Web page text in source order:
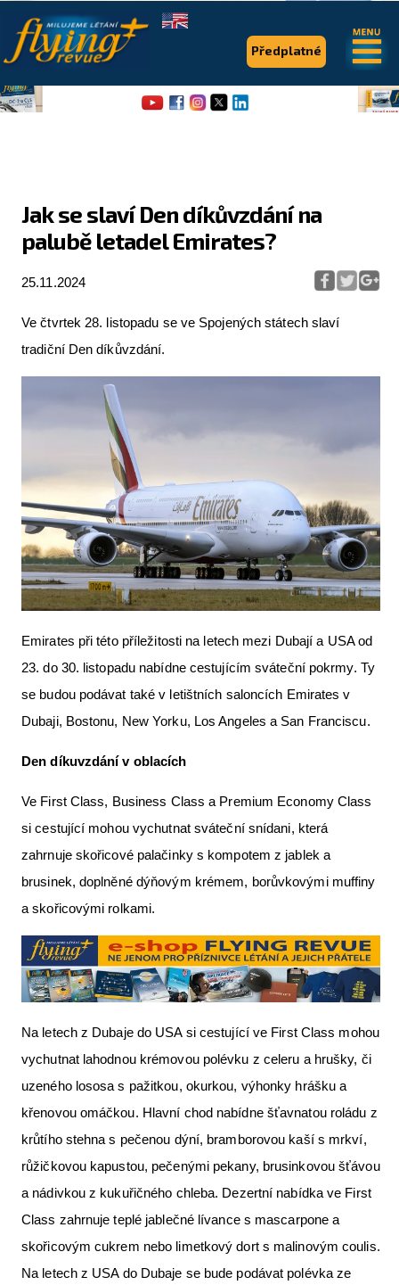
Jak se slaví Den díkůvzdání na
palubě letadel Emirates?
25.11.2024
Ve čtvrtek 28. listopadu se ve Spojených státech slaví
tradiční Den díkůvzdání.
Emirates při této příležitosti na letech mezi Dubají a USA od
23. do 30. listopadu nabídne cestujícím sváteční pokrmy. Ty
se budou podávat také v letištních saloncích Emirates v
Dubaji, Bostonu, New Yorku, Los Angeles a San Franciscu.
Den díkuvzdání v oblacích
Ve First Class, Business Class a Premium Economy Class
si cestující mohou vychutnat sváteční snídani, která
zahrnuje skořicové palačinky s kompotem z jablek a
brusinek, doplněné dýňovým krémem, borůvkovými muffiny
a skořicovými rolkami.
Na letech z Dubaje do USA si cestující ve First Class mohou
vychutnat lahodnou krémovou polévku z celeru a hrušky, či
uzeného lososa s pažitkou, okurkou, výhonky hrášku a
křenovou omáčkou. Hlavní chod nabídne šťavnatou roládu z
krůtího stehna s pečenou dýní, bramborovou kaší s mrkví,
růžičkovou kapustou, pečenými pekany, brusinkovou šťávou
a nádivkou z kukuřičného chleba. Dezertní nabídka ve First
Class zahrnuje teplé jablečné lívance s mascarpone a
skořicovým cukrem nebo limetkový dort s malinovým coulis.
Na letech z USA do Dubaje se bude podávat polévka ze
Předplatné
.
Flying Revue
Letecká muzea
VFR Communication app
The SAFE Guide app
Nabídky práce v letectví
Inzerujte s námi
E-SHOP